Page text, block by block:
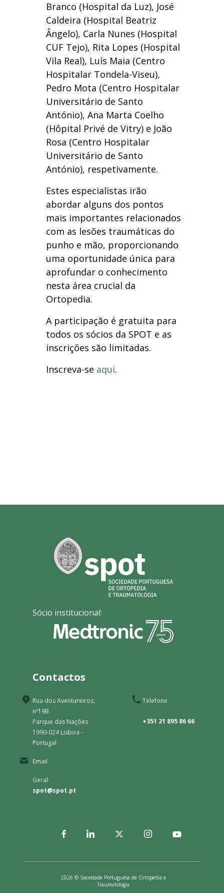
Branco (Hospital da Luz), José
Caldeira (Hospital Beatriz
Ângelo), Carla Nunes (Hospital
CUF Tejo), Rita Lopes (Hospital
Vila Real), Luís Maia (Centro
Hospitalar Tondela-Viseu),
Pedro Mota (Centro Hospitalar
Universitário de Santo
António), Ana Marta Coelho
(Hôpital Privé de Vitry) e João
Rosa (Centro Hospitalar
Universitário de Santo
António), respetivamente.
Estes especialistas irão
abordar alguns dos pontos
mais importantes relacionados
com as lesões traumáticas do
punho e mão, proporcionando
uma oportunidade única para
aprofundar o conhecimento
nesta área crucial da
Ortopedia.
A participação é gratuita para
todos os sócios da SPOT e as
inscrições são limitadas.
Inscreva-se aqui.
Sócio institucional:
Contactos
Rua dos Aventureiros,
nº19B
Parque das Nações
1990-024 Lisboa -
Portugal
Telefone
+351 21 895 86 66
Email
Geral:
spot@spot.pt
2026 © Sociedade Portuguesa de Ortopedia e
Traumatologia